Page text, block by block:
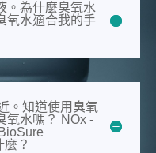
。為什麼臭氧水
氧水適合我的手
。知道使用臭氧
氧水嗎？ NOx -
？